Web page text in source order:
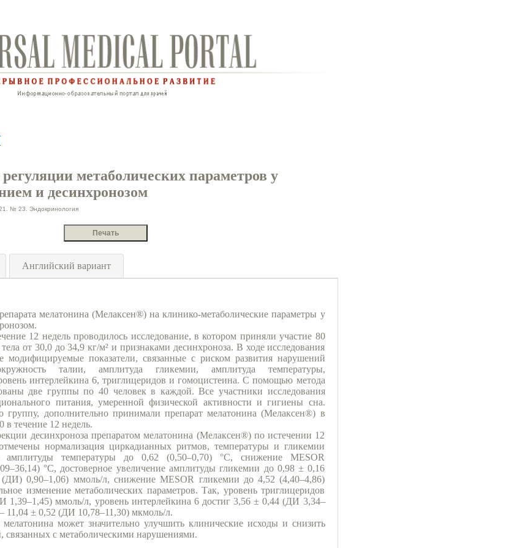
метаболических параметров у
и десинхронозом
№ 23. Эндокринология
Английский вариант
мелатонина (Мелаксен®) на клинико-метаболические параметры у
12 недель проводилось исследование, в котором приняли участие 80
от 30,0 до 34,9 кг/м² и признаками десинхроноза. В ходе исследования
модифицируемые показатели, связанные с риском развития нарушений
талии, амплитуда гликемии, амплитуда температуры,
интерлейкина 6, триглицеридов и гомоцистеина. С помощью метода
две группы по 40 человек в каждой. Все участники исследования
питания, умеренной физической активности и гигиены сна.
дополнительно принимали препарат мелатонина (Мелаксен®) в
в течение 12 недель.
десинхроноза препаратом мелатонина (Мелаксен®) по истечении 12
нормализация циркадианных ритмов, температуры и гликемии
амплитуды температуры до 0,62 (0,50–0,70) °C, снижение MESOR
°C, достоверное увеличение амплитуды гликемии до 0,98 ± 0,16
(ДИ) 0,90–1,06) ммоль/л, снижение MESOR гликемии до 4,52 (4,40–4,86)
изменение метаболических параметров. Так, уровень триглицеридов
1,39–1,45) ммоль/л, уровень интерлейкина 6 достиг 3,56 ± 0,44 (ДИ 3,34–
11,04 ± 0,52 (ДИ 10,78–11,30) мкмоль/л.
может значительно улучшить клинические исходы и снизить
связанных с метаболическими нарушениями.